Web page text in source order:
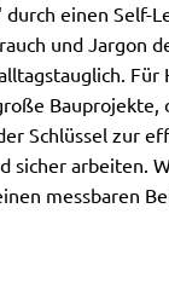
durch einen Self-
und Jargon
Bauprojekte,
Schlüssel zur
sicher arbeiten.
messbaren